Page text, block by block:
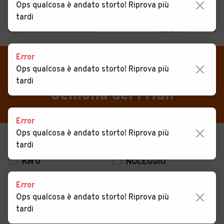
PREFERITI MENU
CERCA
Auto
Auto usate
Auto Km 0
Auto Nuove
Noleggio a lungo termine
Auto d'epoca
Moto
Camper
VENDI
MAGAZINE
ACCEDI
Auto usate in vendita
Gemona del Friuli
USATO
KM 0
NOLEGGIO
Ops qualcosa è andato storto! Riprova più
tardi
Error
Ops qualcosa è andato storto! Riprova più
tardi
Error
Ops qualcosa è andato storto! Riprova più
tardi
Error
Ops qualcosa è andato storto! Riprova più
tardi